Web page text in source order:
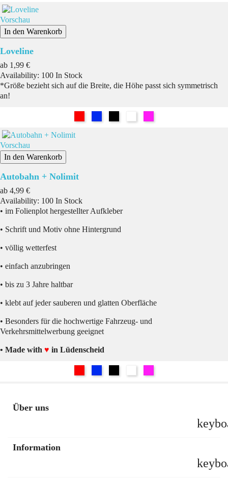
Vorschau
In den Warenkorb
Loveline
ab Preis
1,99 €
Availability: 100 In Stock
*Größe bezieht sich auf die Breite, die Höhe passt sich symmetrisch
an!
Vorschau
In den Warenkorb
Autobahn + Nolimit
ab Preis
4,99 €
Availability: 100 In Stock
• im Folienplot hergestellter Aufkleber
• Schrift und Motiv ohne Hintergrund
• völlig wetterfest
• einfach anzubringen
• bis zu 3 Jahre haltbar
• klebt auf jeder sauberen und glatten Oberfläche
• Besonders für die hochwertige Fahrzeug- und
Verkehrsmittelwerbung geeignet
• Made with ♥ in Lüdenscheid
Über uns
Information